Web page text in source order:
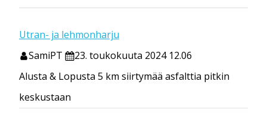
Utran- ja lehmonharju
SamiPT
23. toukokuuta 2024 12.06
Alusta & Lopusta 5 km siirtymää asfalttia pitkin
keskustaan